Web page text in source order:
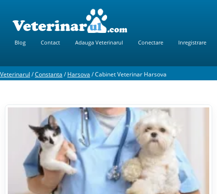
Blog Contact Adauga Veterinarul Conectare Inregistrare
Veterinarul /Constanta /Harsova /Cabinet Veterinar Harsova